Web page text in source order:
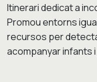
Itinerari dedicat a
Promou entorns
recursos per
acompanyar infants